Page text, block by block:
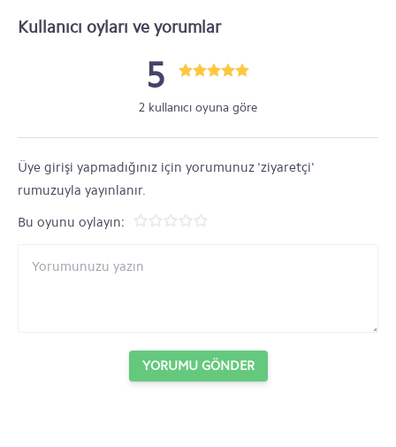
Kullanıcı oyları ve yorumlar
5
2 kullanıcı oyuna göre
Üye girişi yapmadığınız için yorumunuz 'ziyaretçi'
rumuzuyla yayınlanır.
Bu oyunu oylayın:
YORUMU GÖNDER